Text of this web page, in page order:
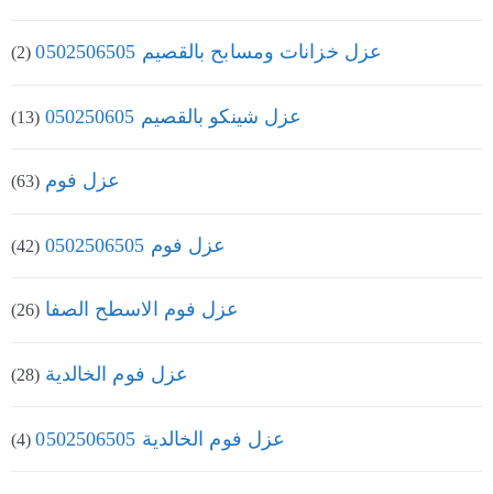
عزل خزانات ومسابح بالقصيم 0502506505 (2)
عزل شينكو بالقصيم 050250605 (13)
عزل فوم (63)
عزل فوم 0502506505 (42)
عزل فوم الاسطح الصفا (26)
عزل فوم الخالدية (28)
عزل فوم الخالدية 0502506505 (4)